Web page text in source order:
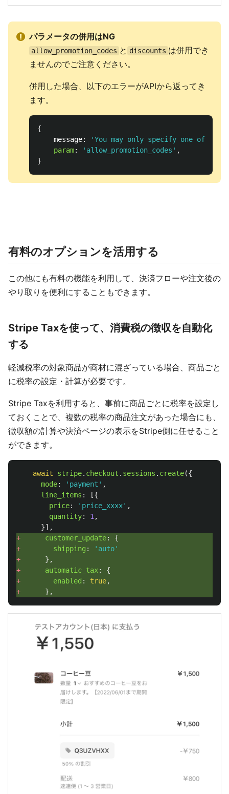
パラメータの併用はNG
allow_promotion_codes と discounts は併用でき
ませんのでご注意ください。
併用した場合、以下のエラーがAPIから返ってき
ます。
{
message: 'You may only specify one of
param: ' allow_promotion_codes ' ,
}
有料のオプションを活用する
この他にも有料の機能を利用して、決済フローや注文後の
やり取りを便利にすることもできます。
Stripe Taxを使って、消費税の徴収を自動化
する
軽減税率の対象商品が商材に混ざっている場合、商品ごと
に税率の設定・計算が必要です。
Stripe Taxを利用すると、事前に商品ごとに税率を設定し
ておくことで、複数の税率の商品注文があった場合にも、
徴収額の計算や決済ページの表示をStripe側に任せること
ができます。
await stripe. checkout . sessions . create({
mode: ' payment ' ,
line_items :
[{
price: ' price_xxxx' ,
quantity: 1 ,
}],
+
customer_update:
{
+
shipping : ' auto'
+
},
+
automatic_tax:
{
+
enabled : true,
+
},